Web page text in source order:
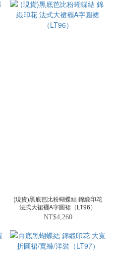
(現貨)黑底芭比粉蝴蝶結 錦緞印花
法式大裙襬A字圓裙（LT96）
NT$4,260